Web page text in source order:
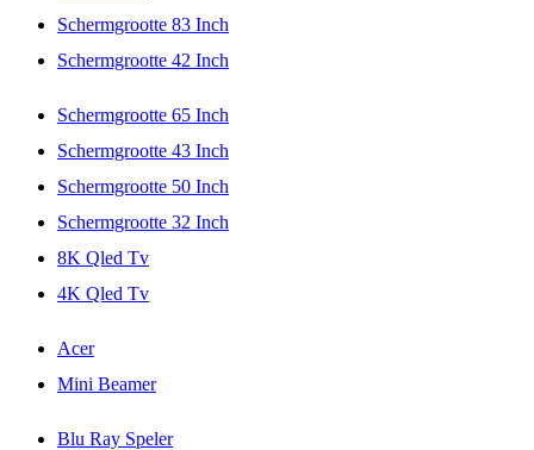
Schermgrootte 83 Inch
Schermgrootte 42 Inch
Schermgrootte 65 Inch
Schermgrootte 43 Inch
Schermgrootte 50 Inch
Schermgrootte 32 Inch
8K Qled Tv
4K Qled Tv
Acer
Mini Beamer
Blu Ray Speler